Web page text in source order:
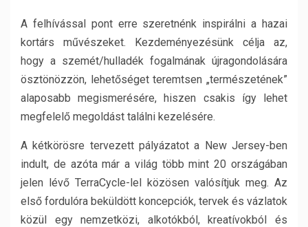
A felhívással pont erre szeretnénk inspirálni a hazai
kortárs művészeket. Kezdeményezésünk célja az,
hogy a szemét/hulladék fogalmának újragondolására
ösztönözzön, lehetőséget teremtsen „természetének”
alaposabb megismerésére, hiszen csakis így lehet
megfelelő megoldást találni kezelésére.
A kétkörösre tervezett pályázatot a New Jersey-ben
indult, de azóta már a világ több mint 20 országában
jelen lévő TerraCycle-lel közösen valósítjuk meg. Az
első fordulóra beküldött koncepciók, tervek és vázlatok
közül egy nemzetközi, alkotókból, kreatívokból és